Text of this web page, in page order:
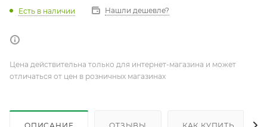
Есть в наличии Нашли дешевле?
Цена действительна только для интернет-магазина и может
отличаться от цен в розничных магазинах